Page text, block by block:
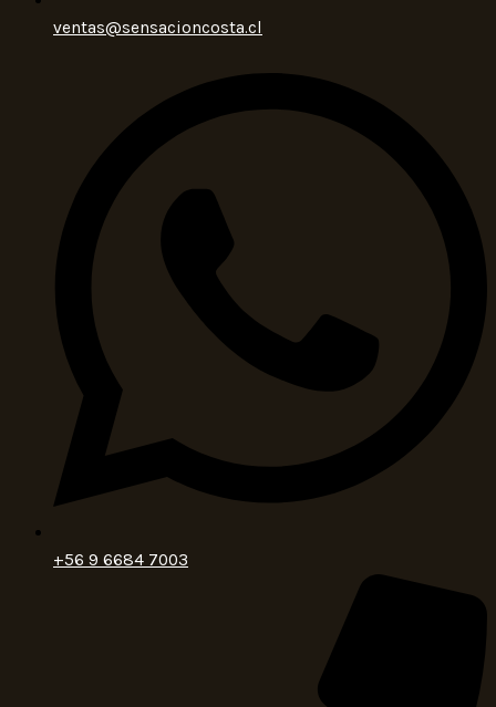
ventas@sensacioncosta.cl
+56 9 6684 7003